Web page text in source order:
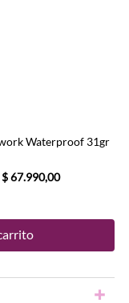
Waterproof 31gr
$ 67.990,00